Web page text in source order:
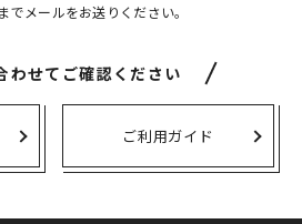
までメールをお送りください。
わせてご確認ください
ご利用ガイド